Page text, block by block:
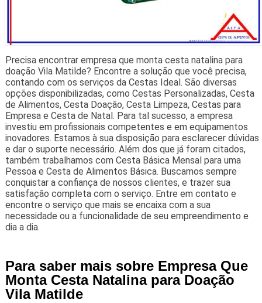
Precisa encontrar empresa que monta cesta natalina para
doação Vila Matilde? Encontre a solução que você precisa,
contando com os serviços da Cestas Ideal. São diversas
opções disponibilizadas, como Cestas Personalizadas, Cesta
de Alimentos, Cesta Doação, Cesta Limpeza, Cestas para
Empresa e Cesta de Natal. Para tal sucesso, a empresa
investiu em profissionais competentes e em equipamentos
inovadores. Estamos à sua disposição para esclarecer dúvidas
e dar o suporte necessário. Além dos que já foram citados,
também trabalhamos com Cesta Básica Mensal para uma
Pessoa e Cesta de Alimentos Básica. Buscamos sempre
conquistar a confiança de nossos clientes, e trazer sua
satisfação completa com o serviço. Entre em contato e
encontre o serviço que mais se encaixa com a sua
necessidade ou a funcionalidade de seu empreendimento e
dia a dia.
Para saber mais sobre Empresa Que
Monta Cesta Natalina para Doação
Vila Matilde